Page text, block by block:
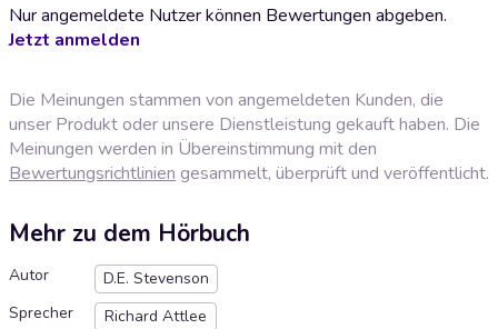
Nur angemeldete Nutzer können Bewertungen abgeben.
Jetzt anmelden
Die Meinungen stammen von angemeldeten Kunden, die
unser Produkt oder unsere Dienstleistung gekauft haben. Die
Meinungen werden in Übereinstimmung mit den
Bewertungsrichtlinien gesammelt, überprüft und veröffentlicht.
Mehr zu dem Hörbuch
Autor
D.E. Stevenson
Sprecher
Richard Attlee